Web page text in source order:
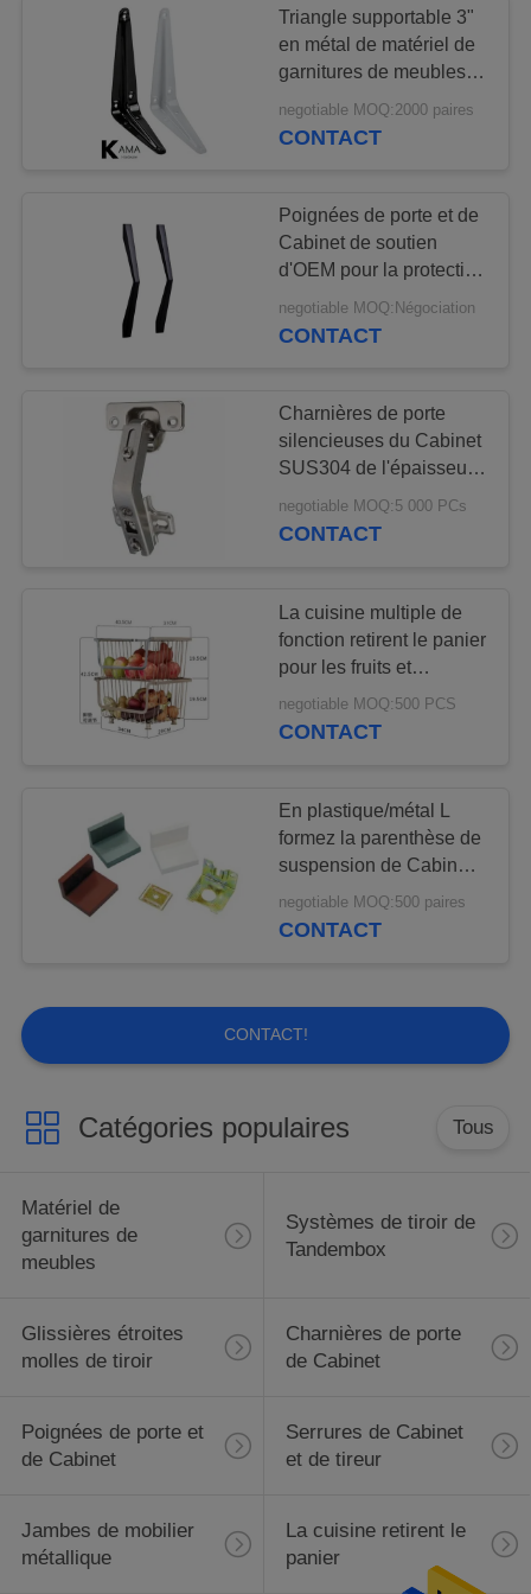
Éclairage de
Cabinet de meubles
Visionneuse de trou
de porte
Roues de roulette
de meubles
11
Serrure de porte de
mortaise
Triangle supportable 3"
en métal de matériel de
garnitures de meubles X
4" -- 16" X 18"
negotiable MOQ:2000 paires
CONTACT
Poignées de porte et de
Cabinet de soutien
d'OEM pour la protection
contre l'incendie à la
maison d'utilisation
negotiable MOQ:Négociation
CONTACT
Charnières de porte
silencieuses du Cabinet
SUS304 de l'épaisseur
3.0mm BSN
negotiable MOQ:5 000 PCs
CONTACT
La cuisine multiple de
fonction retirent le panier
pour les fruits et
légumes 195mm par
couche
negotiable MOQ:500 PCS
CONTACT
En plastique/métal L
formez la parenthèse de
suspension de Cabinet,
cintres de placard de
cuisine
negotiable MOQ:500 paires
CONTACT
CONTACT!
Catégories populaires Tous
Matériel de
garnitures de
meubles
Systèmes de tiroir de
Tandembox
Glissières étroites
molles de tiroir
Charnières de porte
de Cabinet
Poignées de porte et
de Cabinet
Serrures de Cabinet
et de tireur
Jambes de mobilier
métallique
La cuisine retirent le
panier